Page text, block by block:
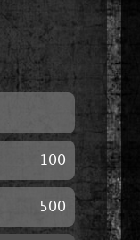
100
500